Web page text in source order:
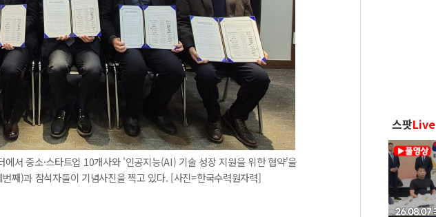
서 중소·스타트업 10개사와 '인공지능(AI) 기술 성장 지원을 위한 협약'을
째)과 참석자들이 기념사진을 찍고 있다. [사진=한국수력원자력]
스팟Live